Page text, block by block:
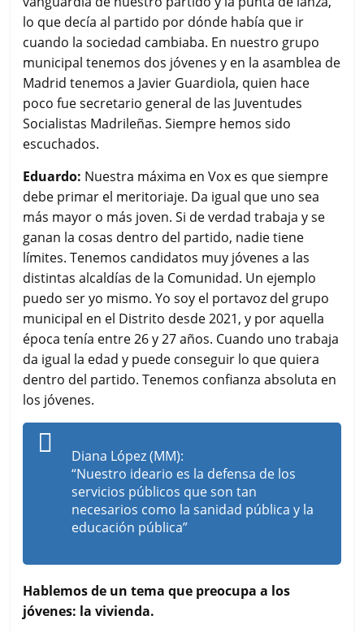
lo que decía al partido por dónde había que ir
cuando la sociedad cambiaba. En nuestro grupo
municipal tenemos dos jóvenes y en la asamblea de
Madrid tenemos a Javier Guardiola, quien hace
poco fue secretario general de las Juventudes
Socialistas Madrileñas. Siempre hemos sido
escuchados.
Eduardo: Nuestra máxima en Vox es que siempre
debe primar el meritoriaje. Da igual que uno sea
más mayor o más joven. Si de verdad trabaja y se
ganan la cosas dentro del partido, nadie tiene
límites. Tenemos candidatos muy jóvenes a las
distintas alcaldías de la Comunidad. Un ejemplo
puedo ser yo mismo. Yo soy el portavoz del grupo
municipal en el Distrito desde 2021, y por aquella
época tenía entre 26 y 27 años. Cuando uno trabaja
da igual la edad y puede conseguir lo que quiera
dentro del partido. Tenemos confianza absoluta en
los jóvenes.
Diana López (MM):
“Nuestro ideario es la defensa de los
servicios públicos que son tan
necesarios como la sanidad pública y la
educación pública”
Hablemos de un tema que preocupa a los
jóvenes: la vivienda.